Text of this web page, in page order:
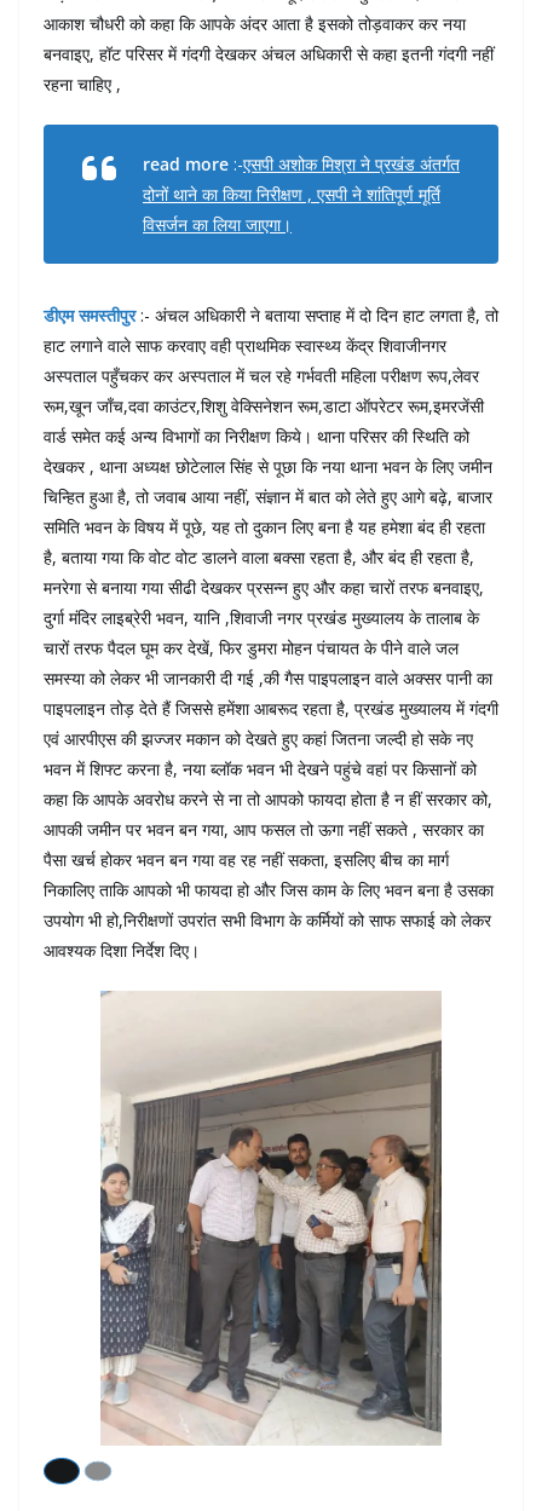
आकाश चौधरी को कहा कि आपके अंदर आता है इसको तोड़वाकर कर नया
बनवाइए, हॉट परिसर में गंदगी देखकर अंचल अधिकारी से कहा इतनी गंदगी नहीं
रहना चाहिए ,
read more :-एसपी अशोक मिश्रा ने प्रखंड अंतर्गत
दोनों थाने का किया निरीक्षण , एसपी ने शांतिपूर्ण मूर्ति
विसर्जन का लिया जाएगा।
डीएम समस्तीपुर :- अंचल अधिकारी ने बताया सप्ताह में दो दिन हाट लगता है, तो
हाट लगाने वाले साफ करवाए वही प्राथमिक स्वास्थ्य केंद्र शिवाजीनगर
अस्पताल पहुँचकर कर अस्पताल में चल रहे गर्भवती महिला परीक्षण रूप,लेवर
रूम,खून जाँच,दवा काउंटर,शिशु वेक्सिनेशन रूम,डाटा ऑपरेटर रूम,इमरजेंसी
वार्ड समेत कई अन्य विभागों का निरीक्षण किये। थाना परिसर की स्थिति को
देखकर , थाना अध्यक्ष छोटेलाल सिंह से पूछा कि नया थाना भवन के लिए जमीन
चिन्हित हुआ है, तो जवाब आया नहीं, संज्ञान में बात को लेते हुए आगे बढ़े, बाजार
समिति भवन के विषय में पूछे, यह तो दुकान लिए बना है यह हमेशा बंद ही रहता
है, बताया गया कि वोट वोट डालने वाला बक्सा रहता है, और बंद ही रहता है,
मनरेगा से बनाया गया सीढी देखकर प्रसन्न हुए और कहा चारों तरफ बनवाइए,
दुर्गा मंदिर लाइब्रेरी भवन, यानि ,शिवाजी नगर प्रखंड मुख्यालय के तालाब के
चारों तरफ पैदल घूम कर देखें, फिर डुमरा मोहन पंचायत के पीने वाले जल
समस्या को लेकर भी जानकारी दी गई ,की गैस पाइपलाइन वाले अक्सर पानी का
पाइपलाइन तोड़ देते हैं जिससे हमेंशा आबरूद रहता है, प्रखंड मुख्यालय में गंदगी
एवं आरपीएस की झज्जर मकान को देखते हुए कहां जितना जल्दी हो सके नए
भवन में शिफ्ट करना है, नया ब्लॉक भवन भी देखने पहुंचे वहां पर किसानों को
कहा कि आपके अवरोध करने से ना तो आपको फायदा होता है न हीं सरकार को,
आपकी जमीन पर भवन बन गया, आप फसल तो ऊगा नहीं सकते , सरकार का
पैसा खर्च होकर भवन बन गया वह रह नहीं सकता, इसलिए बीच का मार्ग
निकालिए ताकि आपको भी फायदा हो और जिस काम के लिए भवन बना है उसका
उपयोग भी हो,निरीक्षणों उपरांत सभी विभाग के कर्मियों को साफ सफाई को लेकर
आवश्यक दिशा निर्देश दिए।